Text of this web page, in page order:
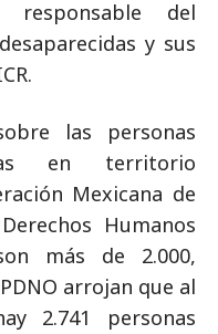
del
y sus
las personas
en territorio
Mexicana de
Humanos
más de 2.000,
arrojan que al
2.741 personas